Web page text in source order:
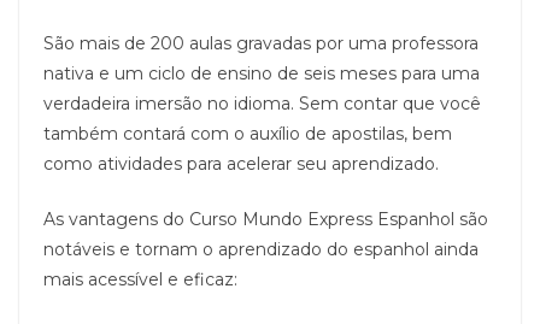
São mais de 200 aulas gravadas por uma professora
nativa e um ciclo de ensino de seis meses para uma
verdadeira imersão no idioma. Sem contar que você
também contará com o auxílio de apostilas, bem
como atividades para acelerar seu aprendizado.
As vantagens do Curso Mundo Express Espanhol são
notáveis e tornam o aprendizado do espanhol ainda
mais acessível e eficaz: